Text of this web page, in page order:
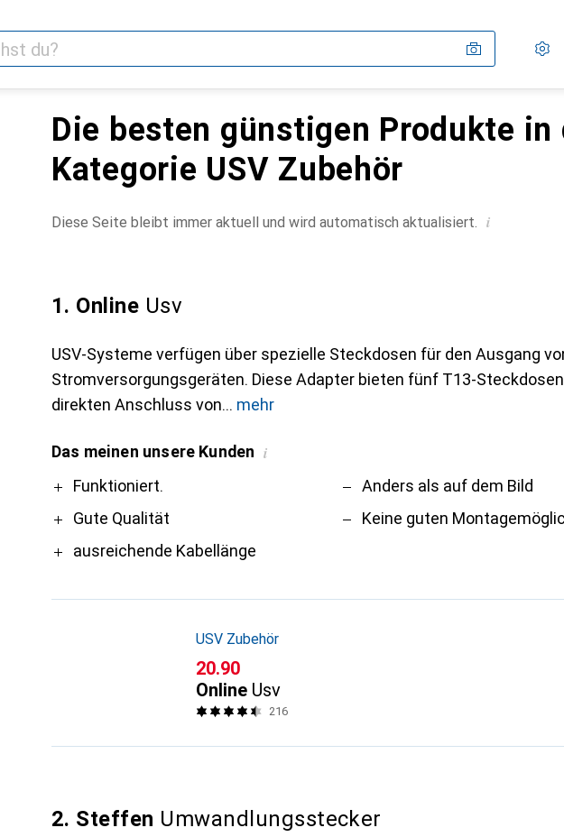
Die besten günstigen Produkte in
Kategorie USV Zubehör
Diese Seite bleibt immer aktuell und wird automatisch aktualisiert. i
1. Online Usv
USV-Systeme verfügen über spezielle Steckdosen für den Ausgang
Stromversorgungsgeräten. Diese Adapter bieten fünf T13-
direkten Anschluss von
mehr
Das meinen unsere Kunden i
ProFunktioniert.
Gute Qualität
ausreichende Kabellänge
Contra
Anders als auf dem Bild
Keine guten
USV Zubehör
CHF
20.90
Online Usv
216
2. Steffen Umwandlungsstecker